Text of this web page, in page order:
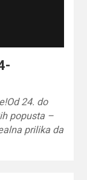
24. do
popusta –
prilika da